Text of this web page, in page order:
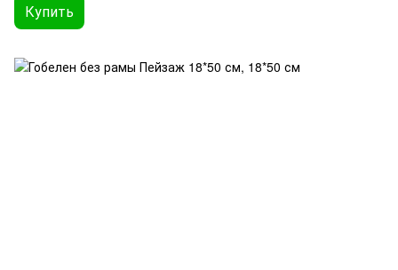
Купить